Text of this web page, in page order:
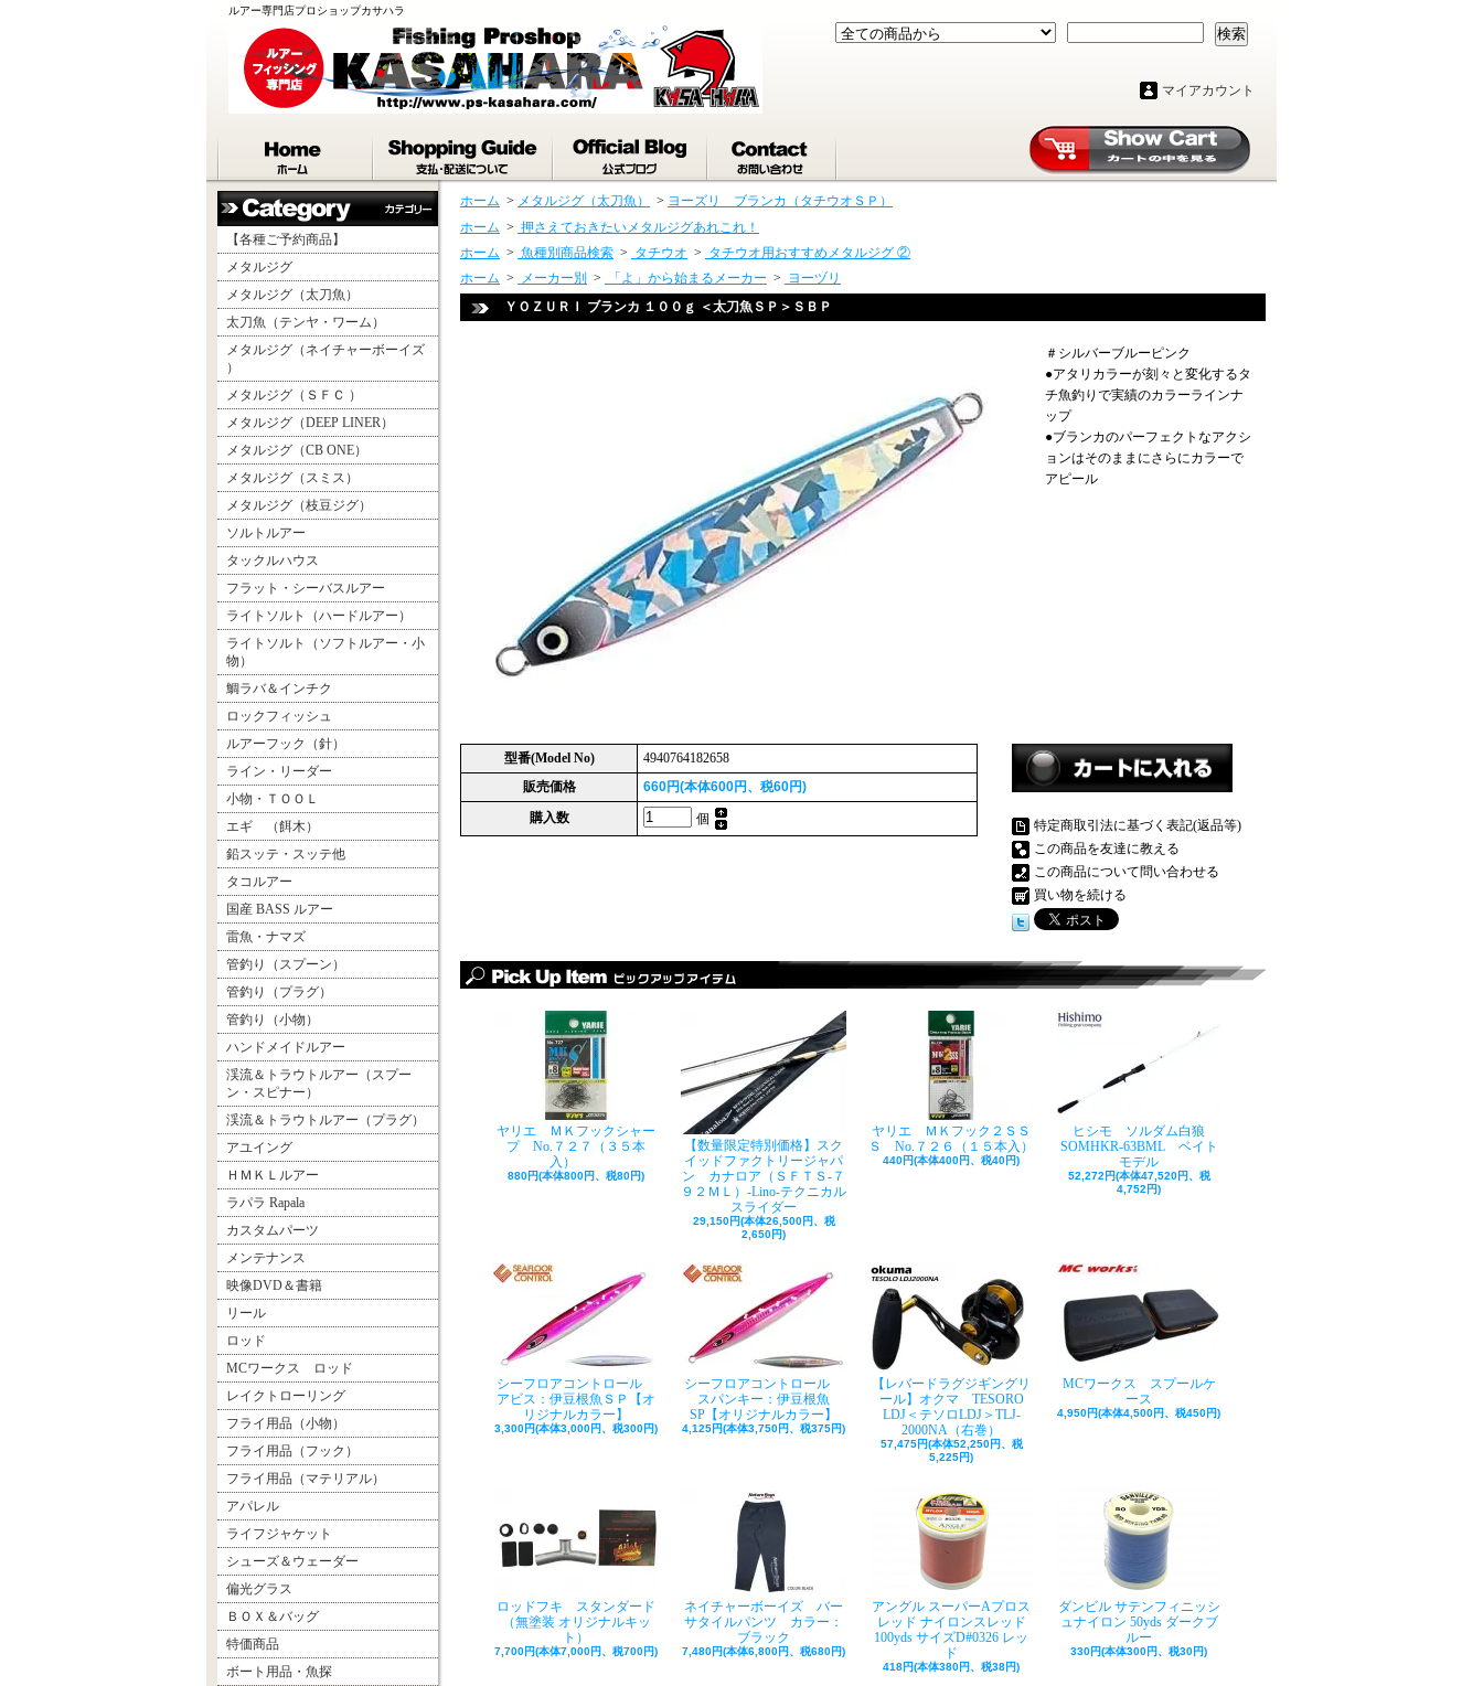
ルアー専門店プロショップカサハラ
検索
マイアカウント
【各種ご予約商品】
メタルジグ
メタルジグ（太刀魚）
太刀魚（テンヤ・ワーム）
メタルジグ（ネイチャーボーイズ
）
メタルジグ（ＳＦＣ ）
メタルジグ（DEEP LINER）
メタルジグ（CB ONE）
メタルジグ（スミス）
メタルジグ（枝豆ジグ）
ソルトルアー
タックルハウス
フラット・シーバスルアー
ライトソルト（ハードルアー）
ライトソルト（ソフトルアー・小
物）
鯛ラバ＆インチク
ロックフィッシュ
ルアーフック（針）
ライン・リーダー
小物・ＴＯＯＬ
エギ （餌木）
鉛スッテ・スッテ他
タコルアー
国産 BASS ルアー
雷魚・ナマズ
管釣り（スプーン）
管釣り（プラグ）
管釣り（小物）
ハンドメイドルアー
渓流＆トラウトルアー（スプー
ン・スピナー）
渓流＆トラウトルアー（プラグ）
アユイング
ＨＭＫＬルアー
ラパラ Rapala
カスタムパーツ
メンテナンス
映像DVD＆書籍
リール
ロッド
MCワークス ロッド
レイクトローリング
フライ用品（小物）
フライ用品（フック）
フライ用品（マテリアル）
アパレル
ライフジャケット
シューズ＆ウェーダー
偏光グラス
ＢＯＸ＆バッグ
特価商品
ボート用品・魚探
ホーム > メタルジグ（太刀魚） > ヨーズリ ブランカ（タチウオＳＰ）
ホーム > 押さえておきたいメタルジグあれこれ！
ホーム > 魚種別商品検索 > タチウオ > タチウオ用おすすめメタルジグ ②
ホーム > メーカー別 > 「よ」から始まるメーカー > ヨーヅリ
ＹＯＺＵＲＩ ブランカ １００ｇ ＜太刀魚ＳＰ＞ＳＢＰ
＃シルバーブルーピンク
●アタリカラーが刻々と変化するタ
チ魚釣りで実績のカラーラインナ
ップ
●ブランカのパーフェクトなアクシ
ョンはそのままにさらにカラーで
アピール
型番(Model No)
4940764182658
販売価格
660円(本体600円、税60円)
購入数
個
特定商取引法に基づく表記(返品等)
この商品を友達に教える
この商品について問い合わせる
買い物を続ける
ヤリエ ＭＫフックシャー
プ No.７２７（３５本
入）
880円(本体800円、税80円)
【数量限定特別価格】スク
イッドファクトリージャパ
ン カナロア（ＳＦＴＳ-７
９２ＭＬ）-Lino-テクニカル
スライダー
29,150円(本体26,500円、税
2,650円)
ヤリエ ＭＫフック２ＳＳ
Ｓ No.７２６（１５本入）
440円(本体400円、税40円)
ヒシモ ソルダム白狼
SOMHKR-63BML ベイト
モデル
52,272円(本体47,520円、税
4,752円)
シーフロアコントロール
アビス：伊豆根魚ＳＰ【オ
リジナルカラー】
3,300円(本体3,000円、税300円)
シーフロアコントロール
スパンキー：伊豆根魚
SP【オリジナルカラー】
4,125円(本体3,750円、税375円)
【レバードラグジギングリ
ール】オクマ TESORO
LDJ＜テソロLDJ＞TLJ-
2000NA（右巻）
57,475円(本体52,250円、税
5,225円)
MCワークス スプールケ
ース
4,950円(本体4,500円、税450円)
ロッドフキ スタンダード
（無塗装 オリジナルキッ
ト）
7,700円(本体7,000円、税700円)
ネイチャーボーイズ バー
サタイルパンツ カラー：
ブラック
7,480円(本体6,800円、税680円)
アングル スーパーAプロス
レッド ナイロンスレッド
100yds サイズD#0326 レッ
ド
418円(本体380円、税38円)
ダンビル サテンフィニッシ
ュナイロン 50yds ダークブ
ルー
330円(本体300円、税30円)